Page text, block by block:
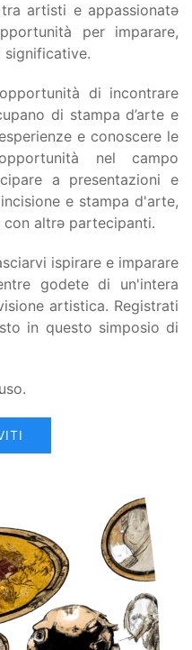
artisti e appassionatə
per imparare,
significative.
di incontrare
di stampa d’arte e
e conoscere le
nel campo
a presentazioni e
e stampa d'arte,
con altrə partecipanti.
ispirare e imparare
godete di un'intera
artistica. Registrati
in questo simposio di